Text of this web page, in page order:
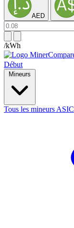
AED
/kWh
Début
Mineurs
Tous les mineurs ASIC